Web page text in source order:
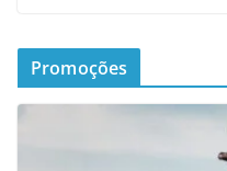
Promoções